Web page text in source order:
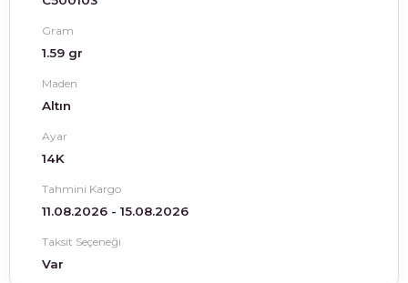
Gram
1.59 gr
Maden
Altın
Ayar
14K
Tahmini Kargo
11.08.2026 - 15.08.2026
Taksit Seçeneği
Var